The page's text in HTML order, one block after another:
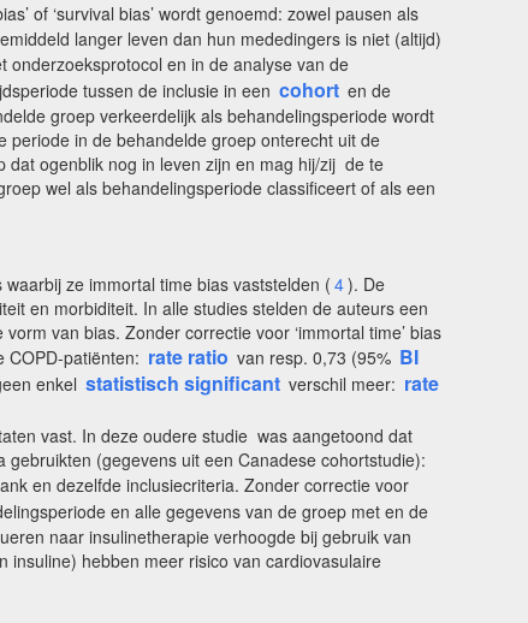
of ‘survival bias’ wordt genoemd: zowel pausen als
langer leven dan hun mededingers is niet (altijd)
onderzoeksprotocol en in de analyse van de
tussen de inclusie in een cohort en de
groep verkeerdelijk als behandelingsperiode wordt
periode in de behandelde groep onterecht uit de
dat ogenblik nog in leven zijn en mag hij/zij de te
wel als behandelingsperiode classificeert of als een
ze immortal time bias vaststelden ( 4). De
en morbiditeit. In alle studies stelden de auteurs een
van bias. Zonder correctie voor ‘immortal time’ bias
COPD-patiënten: rate ratio van resp. 0,73 (95% BI
enkel statistisch significant verschil meer: rate
vast. In deze oudere studie was aangetoond dat
(gegevens uit een Canadese cohortstudie):
en dezelfde inclusiecriteria. Zonder correctie voor
en alle gegevens van de groep met en de
naar insulinetherapie verhoogde bij gebruik van
insuline) hebben meer risico van cardiovasulaire